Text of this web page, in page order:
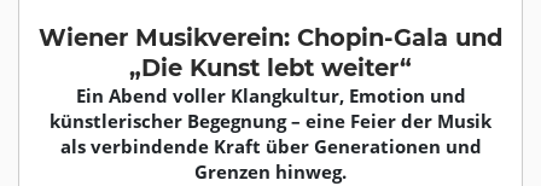
Wiener Musikverein: Chopin-Gala und
„Die Kunst lebt weiter“
Ein Abend voller Klangkultur, Emotion und
künstlerischer Begegnung – eine Feier der Musik
als verbindende Kraft über Generationen und
Grenzen hinweg.